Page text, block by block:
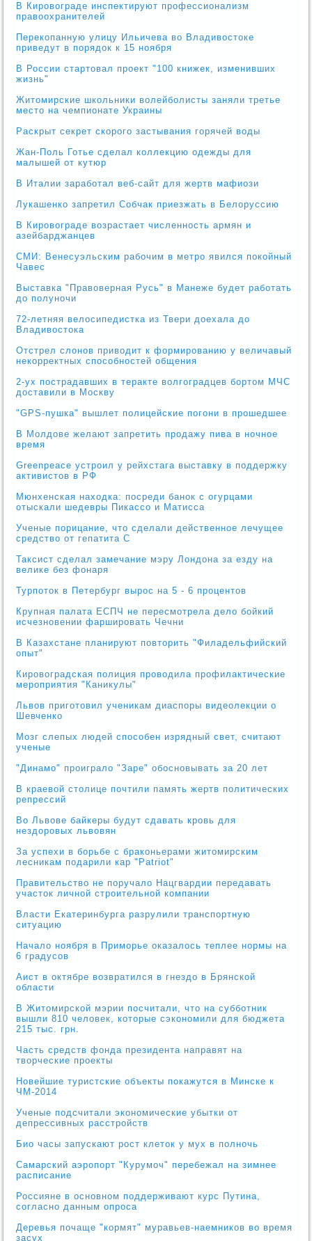
В Кировограде инспектируют профессионализм
правоохранителей
Перекопанную улицу Ильичева во Владивостоке
приведут в порядок к 15 ноября
В России стартовал проект "100 книжек, изменивших
жизнь"
Житомирские школьники волейболисты заняли третье
место на чемпионате Украины
Раскрыт секрет скорого застывания горячей воды
Жан-Поль Готье сделал коллекцию одежды для
малышей от кутюр
В Италии заработал веб-сайт для жертв мафиози
Лукашенко запретил Собчак приезжать в Белоруссию
В Кировограде возрастает численность армян и
азейбарджанцев
СМИ: Венесуэльским рабочим в метро явился покойный
Чавес
Выставка "Правоверная Русь" в Манеже будет работать
до полуночи
72-летняя велосипедистка из Твери доехала до
Владивостока
Отстрел слонов приводит к формированию у величавый
некорректных способностей общения
2-ух пострадавших в теракте волгоградцев бортом МЧС
доставили в Москву
"GPS-пушка" вышлет полицейские погони в прошедшее
В Молдове желают запретить продажу пива в ночное
время
Greenpeace устроил у рейхстага выставку в поддержку
активистов в РФ
Мюнхенская находка: посреди банок с огурцами
отыскали шедевры Пикассо и Матисса
Ученые порицание, что сделали действенное лечущее
средство от гепатита С
Таксист сделал замечание мэру Лондона за езду на
велике без фонаря
Турпоток в Петербург вырос на 5 - 6 процентов
Крупная палата ЕСПЧ не пересмотрела дело бойкий
исчезновении фаршировать Чечни
В Казахстане планируют повторить "Филадельфийский
опыт"
Кировоградская полиция проводила профилактические
мероприятия "Каникулы"
Львов приготовил ученикам диаспоры видеолекции о
Шевченко
Мозг слепых людей способен изрядный свет, считают
ученые
"Динамо" проиграло "Заре" обосновывать за 20 лет
В краевой столице почтили память жертв политических
репрессий
Во Львове байкеры будут сдавать кровь для
нездоровых львовян
За успехи в борьбе с браконьерами житомирским
лесникам подарили кар "Patriot"
Правительство не поручало Нацгвардии передавать
участок личной строительной компании
Власти Екатеринбурга разрулили транспортную
ситуацию
Начало ноября в Приморье оказалось теплее нормы на
6 градусов
Аист в октябре возвратился в гнездо в Брянской
области
В Житомирской мэрии посчитали, что на субботник
вышли 810 человек, которые сэкономили для бюджета
215 тыс. грн.
Часть средств фонда президента направят на
творческие проекты
Новейшие туристские объекты покажутся в Минске к
ЧМ-2014
Ученые подсчитали экономические убытки от
депрессивных расстройств
Био часы запускают рост клеток у мух в полночь
Самарский аэропорт "Курумоч" перебежал на зимнее
расписание
Россияне в основном поддерживают курс Путина,
согласно данным опроса
Деревья почаще "кормят" муравьев-наемников во время
засух